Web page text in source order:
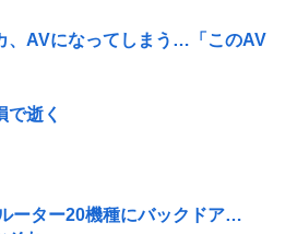
、AVになってしまう…「このAV
逝く
ーター20機種にバックドア…